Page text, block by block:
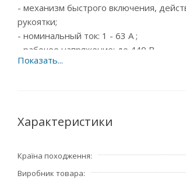
- механизм быстрого включения,
рукоятки;
- номинальный ток: 1 - 63 A ;
- рабочее напряжение: до 440 В
Страна производитель – Франция.
Характеристики
Країна походження
Виробник товара